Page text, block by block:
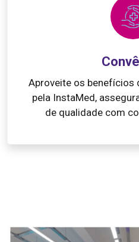
Aproveite os benefícios
pela InstaMed,
de qualidade com